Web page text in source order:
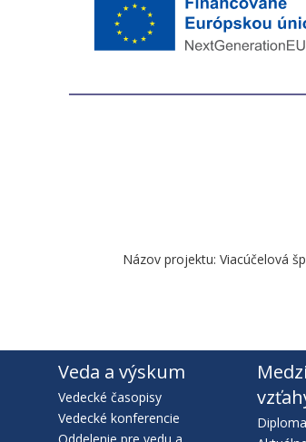
Názov projektu: Viacúčelová
Veda a výskum
Vedecké časopisy
Vedecké konferencie